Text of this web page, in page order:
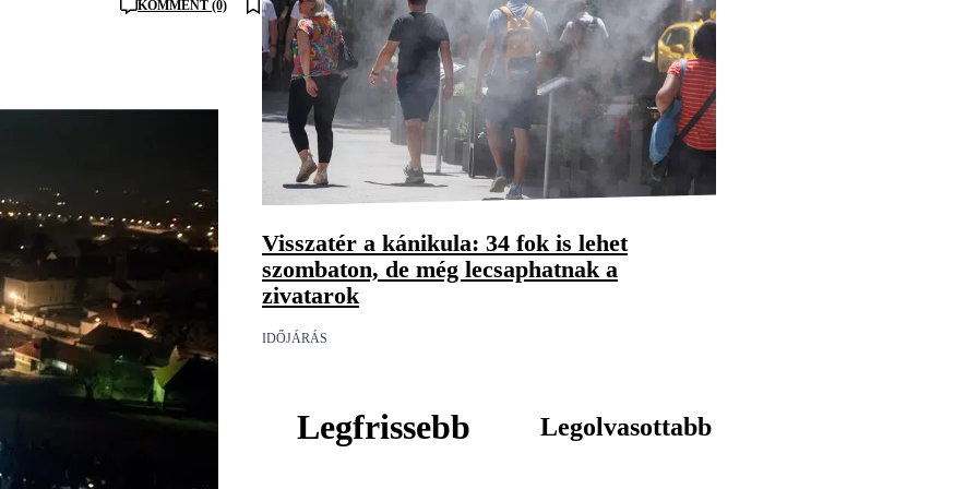
KOMMENT (0)
Visszatér a kánikula: 34 fok is lehet
szombaton, de még lecsaphatnak a
zivatarok
IDŐJÁRÁS
Legfrissebb Legolvasottabb